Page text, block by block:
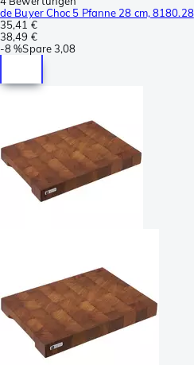
de Buyer Choc 5 Pfanne 28 cm, 8180.28
35,41 €
38,49 €
-8 %Spare3,08